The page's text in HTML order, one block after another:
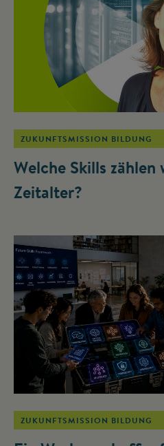
ZUKUNFTSMISSION BILDUNG
Welche Skills
Zeitalter?
ZUKUNFTSMISSION BILDUNG